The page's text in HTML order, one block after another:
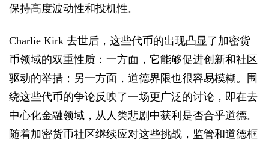
保持高度波动性和投机性。
Charlie Kirk 去世后，这些代币的出现凸显了加密货
币领域的双重性质：一方面，它能够促进创新和社区
驱动的举措；另一方面，道德界限也很容易模糊。围
绕这些代币的争论反映了一场更广泛的讨论，即在去
中心化金融领域，从人类悲剧中获利是否合乎道德。
随着加密货币社区继续应对这些挑战，监管和道德框